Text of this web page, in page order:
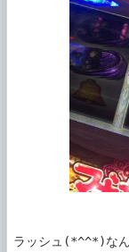
ラッシュ(*^^*)なん